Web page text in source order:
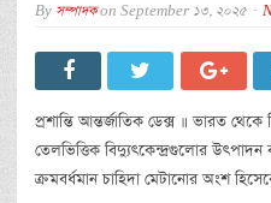
By সম্পাদকon September 13, 2025
প্রশান্তি আন্তর্জাতিক ডেক্স ॥ ভারত
তেলভিত্তিক বিদ্যুৎকেন্দ্রগুলোর
ক্রমবর্ধমান চাহিদা মেটানোর অংশ